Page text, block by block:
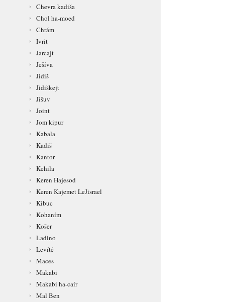
Chevra kadiša
Chol ha-moed
Chrám
Ivrit
Jarcajt
Ješíva
Jidiš
Jidiškejt
Jišuv
Joint
Jom kipur
Kabala
Kadiš
Kantor
Kehila
Keren Hajesod
Keren Kajemet LeJisrael
Kibuc
Kohaním
Košer
Ladino
Levíté
Maces
Makabi
Makabi ha-caír
Mal Ben